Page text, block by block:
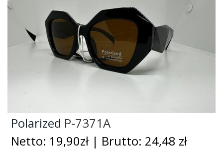
Polarized P-7371A
Netto: 19,90zł | Brutto: 24,48 zł